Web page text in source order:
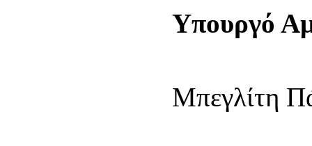
Υπουργό
Μπεγλίτη